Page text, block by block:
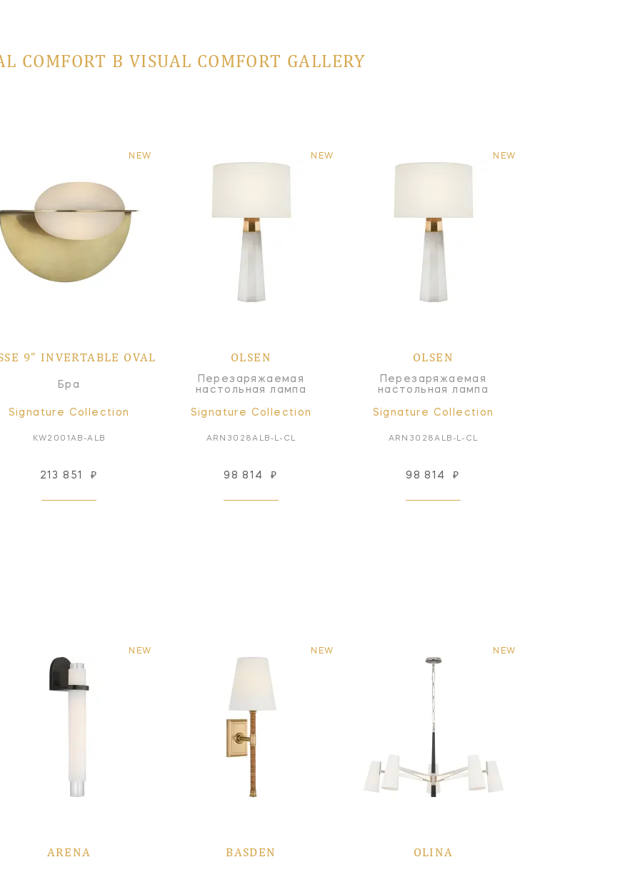
COMFORT В VISUAL COMFORT GALLERY
NEW
9" INVERTABLE OVAL
Бра
Signature Collection
KW2001AB-ALB
213 851 ₽
NEW
OLSEN
Перезаряжаемая
настольная лампа
Signature Collection
ARN3028ALB-L-CL
98 814 ₽
NEW
OLSEN
Перезаряжаемая
настольная лампа
Signature Collection
ARN3028ALB-L-CL
98 814 ₽
NEW
ARENA
NEW
BASDEN
NEW
OLINA